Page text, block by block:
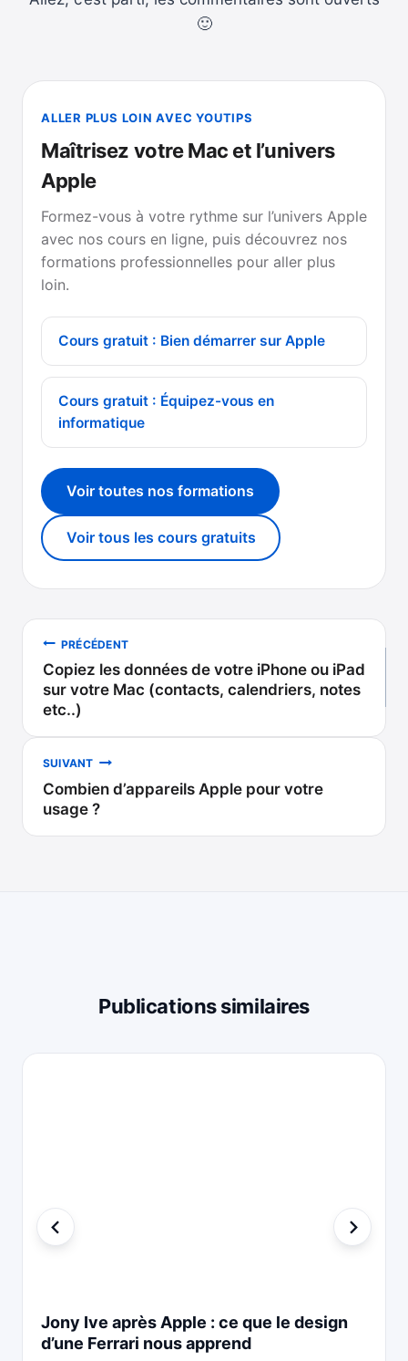
🙂
ALLER PLUS LOIN AVEC YOUTIPS
Maîtrisez votre Mac et l’univers
Apple
Formez-vous à votre rythme sur l’univers Apple
avec nos cours en ligne, puis découvrez nos
formations professionnelles pour aller plus
loin.
Cours gratuit : Bien démarrer sur Apple
Cours gratuit : Équipez-vous en
informatique
Voir toutes nos formations
Voir tous les cours gratuits
Navigation
de
l’article
PRÉCÉDENT
Copiez les données de votre iPhone ou iPad
sur votre Mac (contacts, calendriers, notes
etc..)
SUIVANT
Combien d’appareils Apple pour votre
usage ?
Publications similaires
Jony Ive après Apple : ce que le design
d’une Ferrari nous apprend